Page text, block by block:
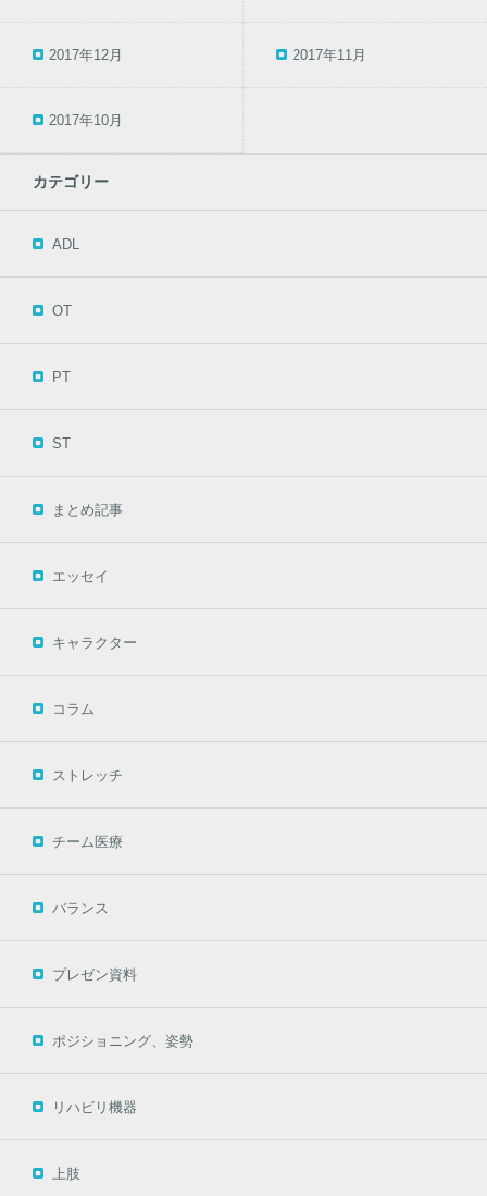
2017年12月 2017年11月
2017年10月
カテゴリー
ADL
OT
PT
ST
まとめ記事
エッセイ
キャラクター
コラム
ストレッチ
チーム医療
バランス
プレゼン資料
ポジショニング、姿勢
リハビリ機器
上肢